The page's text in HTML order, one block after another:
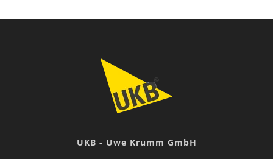
UKB - Uwe Krumm GmbH